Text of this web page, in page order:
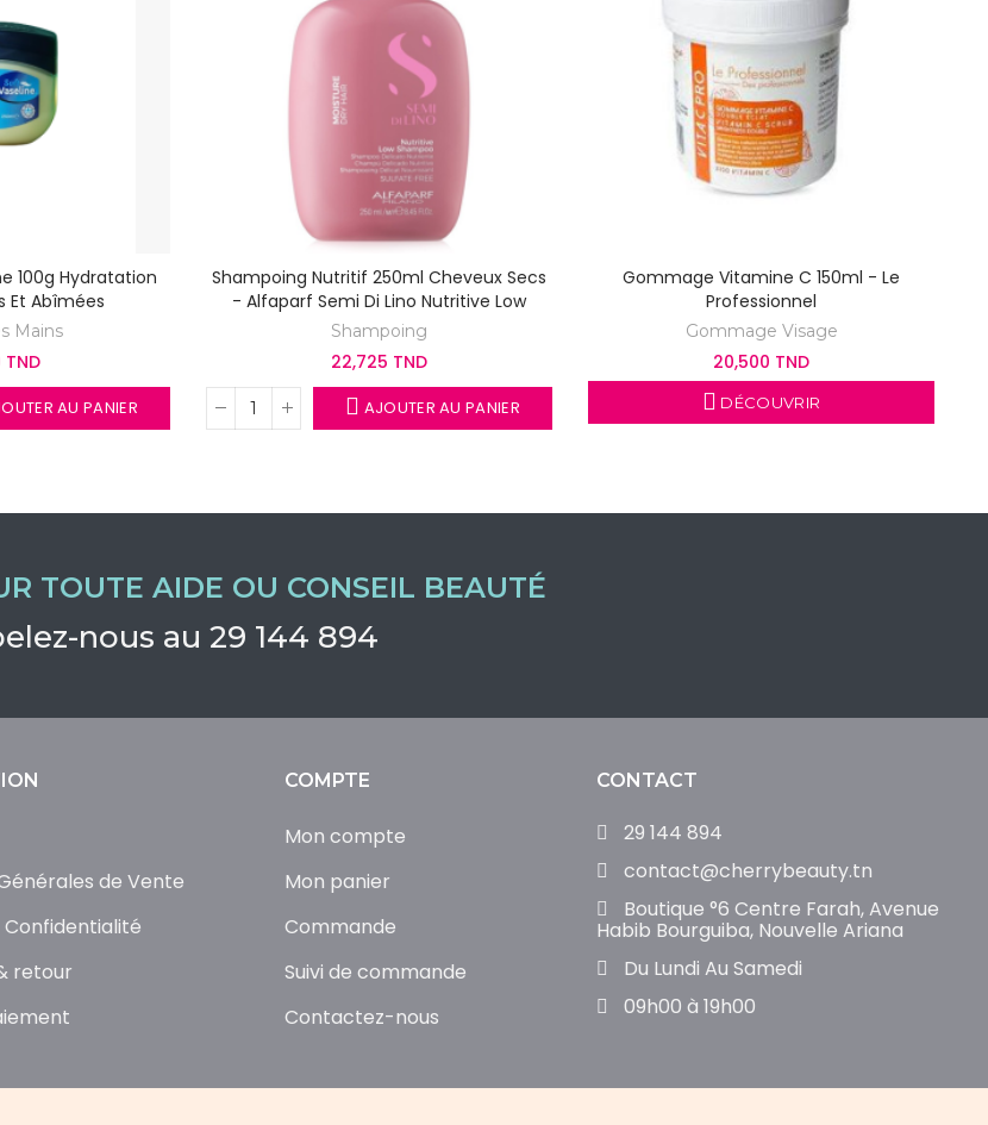
100g Hydratation
Et Abîmées
Mains
AU PANIER
Shampoing Nutritif 250ml Cheveux Secs
- Alfaparf Semi Di Lino Nutritive Low
Shampoing
22,725 TND
AJOUTER AU PANIER
Gommage Vitamine C 150ml - Le
Professionnel
Gommage Visage
20,500 TND
DÉCOUVRIR
TOUTE AIDE OU CONSEIL BEAUTÉ
nous au 29 144 894
de Vente
Confidentialité
retour
COMPTE
Mon compte
Mon panier
Commande
Suivi de commande
Contactez-nous
CONTACT
29 144 894
contact@cherrybeauty.tn
Boutique °6 Centre Farah, Avenue
Habib Bourguiba, Nouvelle Ariana
Du Lundi Au Samedi
09h00 à 19h00